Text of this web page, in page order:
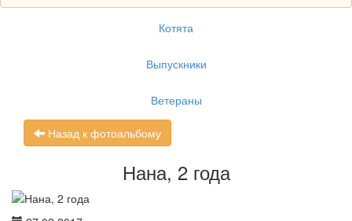
Котята
Выпускники
Ветераны
Назад к фотоальбому
Нана, 2 года